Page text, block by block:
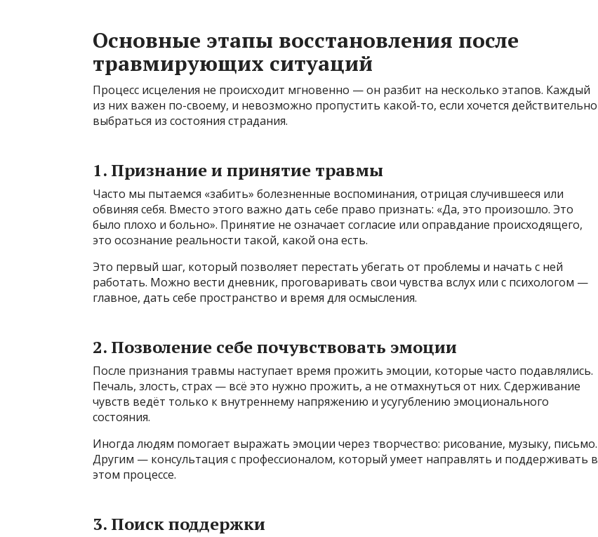
Основные этапы восстановления после
травмирующих ситуаций
Процесс исцеления не происходит мгновенно — он разбит на несколько этапов. Каждый
из них важен по-своему, и невозможно пропустить какой-то, если хочется действительно
выбраться из состояния страдания.
1. Признание и принятие травмы
Часто мы пытаемся «забить» болезненные воспоминания, отрицая случившееся или
обвиняя себя. Вместо этого важно дать себе право признать: «Да, это произошло. Это
было плохо и больно». Принятие не означает согласие или оправдание происходящего,
это осознание реальности такой, какой она есть.
Это первый шаг, который позволяет перестать убегать от проблемы и начать с ней
работать. Можно вести дневник, проговаривать свои чувства вслух или с психологом —
главное, дать себе пространство и время для осмысления.
2. Позволение себе почувствовать эмоции
После признания травмы наступает время прожить эмоции, которые часто подавлялись.
Печаль, злость, страх — всё это нужно прожить, а не отмахнуться от них. Сдерживание
чувств ведёт только к внутреннему напряжению и усугублению эмоционального
состояния.
Иногда людям помогает выражать эмоции через творчество: рисование, музыку, письмо.
Другим — консультация с профессионалом, который умеет направлять и поддерживать в
этом процессе.
3. Поиск поддержки